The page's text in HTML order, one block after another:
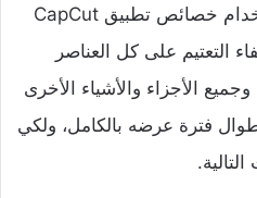
بساطة فقط عن طريق استخدام خصائص تطبيق CapCut
التعتيم على كل العناصر
الأجزاء والأشياء الأخرى
فترة عرضه بالكامل، ولكي